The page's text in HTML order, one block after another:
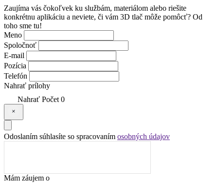
Zaujíma vás čokoľvek ku službám, materiálom alebo riešite
konkrétnu aplikáciu a neviete, či vám 3D tlač môže pomôcť? Od
toho sme tu!
Meno
Spoločnoť
E-mail
Pozícia
Telefón
Nahrať prílohy
Nahrať Počet 0
Odoslaním súhlasíte so spracovaním osobných údajov
Mám záujem o